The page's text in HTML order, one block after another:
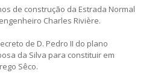
de construção da Estrada Normal
Charles Rivière.
de D. Pedro II do plano
da Silva para constituir em
Sêco.